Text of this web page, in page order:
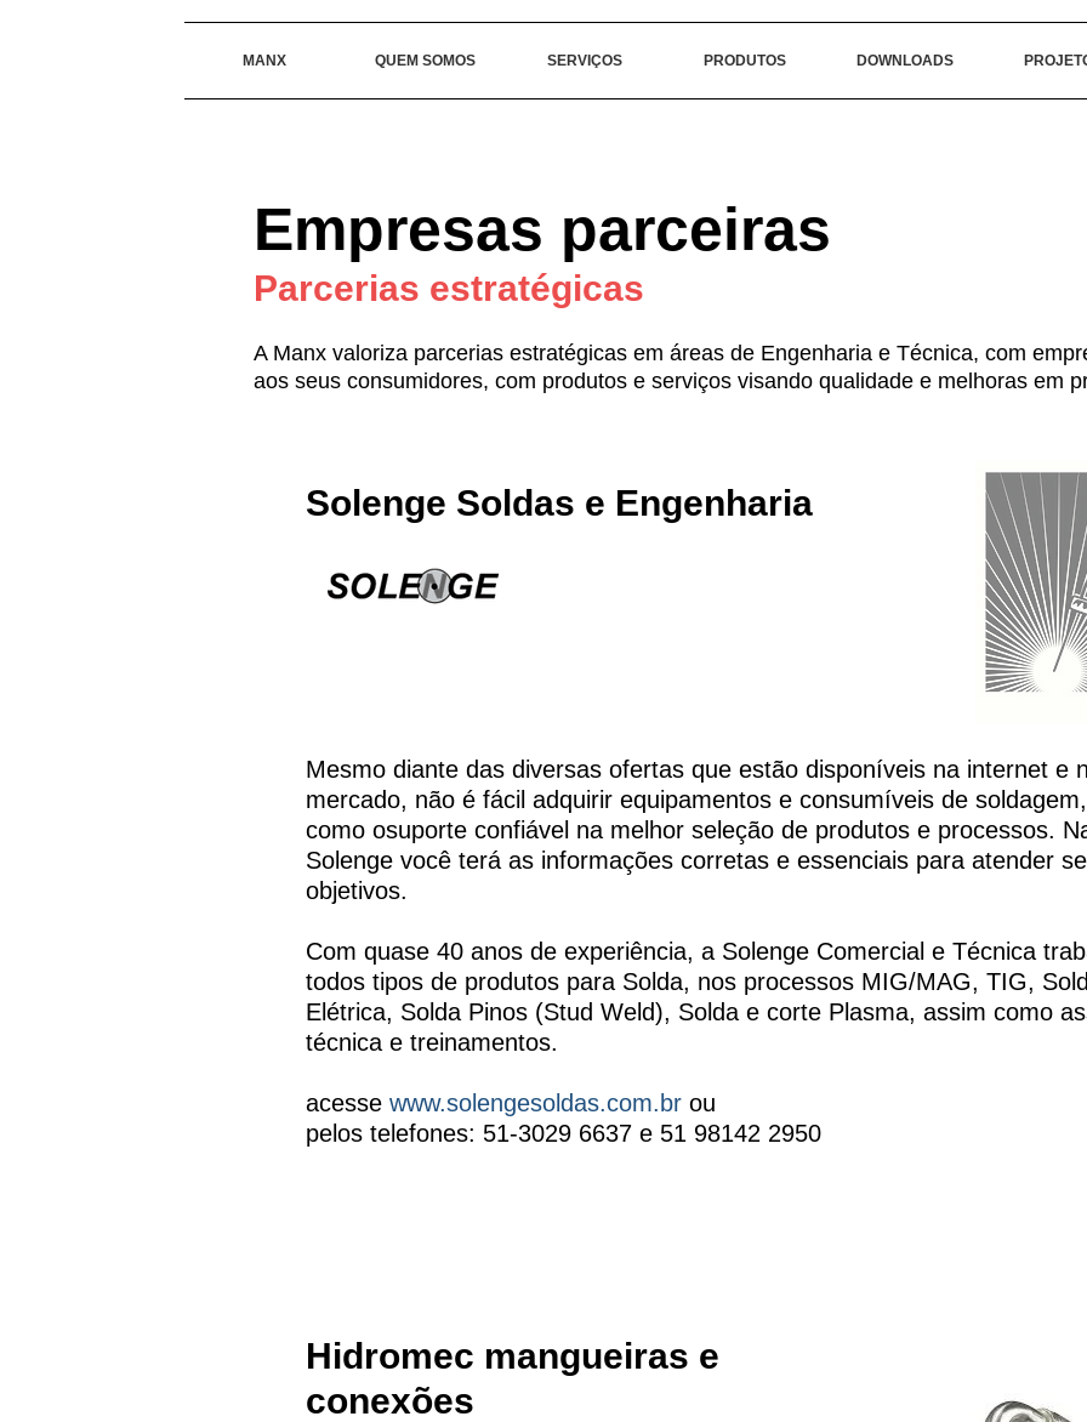
MANX QUEM SOMOS SERVIÇOS PRODUTOS DOWNLOADS
Empresas parceiras
Parcerias estratégicas
A Manx valoriza parcerias estratégicas em áreas de Engenharia e Técnica, com
aos seus consumidores, com produtos e serviços visando qualidade e melhoras em
Solenge Soldas e Engenharia
Mesmo diante das diversas ofertas que estão disponíveis na internet e
mercado, não é fácil adquirir equipamentos e consumíveis de
como osuporte confiável na melhor seleção de produtos e processos.
Solenge você terá as informações corretas e essenciais para atender
objetivos.
Com quase 40 anos de experiência, a Solenge Comercial e Técnica
todos tipos de produtos para Solda, nos processos MIG/MAG, TIG,
Elétrica, Solda Pinos (Stud Weld), Solda e corte Plasma, assim como
técnica e treinamentos.
acesse www.solengesoldas.com.br ou
pelos telefones: 51-3029 6637 e 51 98142 2950
Hidromec mangueiras e
conexões